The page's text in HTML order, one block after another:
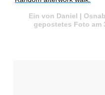
Ein von Daniel |
gepostetes Foto am